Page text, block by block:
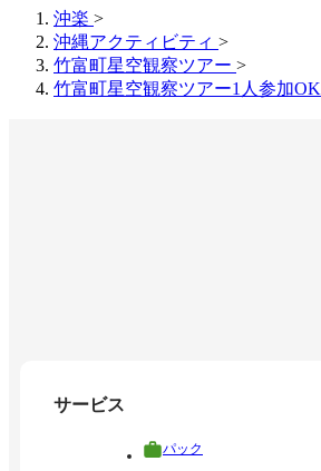
沖楽 >
沖縄アクティビティ >
竹富町星空観察ツアー >
竹富町星空観察ツアー1人参加OK
サービス
パック